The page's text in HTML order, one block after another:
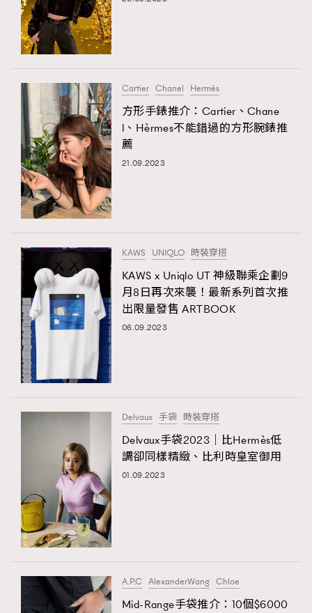
AFrenchMind
Cartier Chanel Hermès
方形手錶推介：Cartier、Chane
l、Hèrmes不能錯過的方形腕錶推
薦
21.09.2023
KAWS UNIQLO 時裝穿搭
KAWS x Uniqlo UT 神級聯乘企劃9
月8日再次來襲！最新系列首次推
出限量發售 ARTBOOK
06.09.2023
Delvaux 手袋 時裝穿搭
Delvaux手袋2023｜比Hermès低
調卻同樣精緻、比利時皇室御用
01.09.2023
A.P.C AlexanderWang Chloe
Mid-Range手袋推介：10個$6000